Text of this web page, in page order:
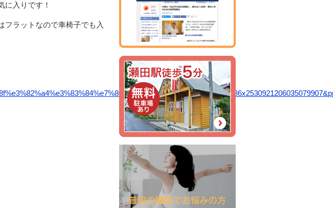
に入りです！
フラットなので車椅子でも入